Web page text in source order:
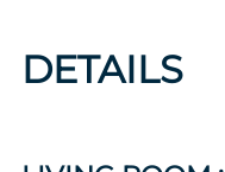
DETAILS